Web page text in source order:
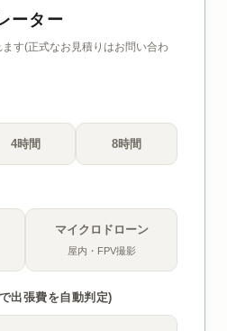
ーター
す(正式なお見積りはお問い合わ
4時間 8時間
マイクロドローン
屋内・FPV撮影
出張費を自動判定)